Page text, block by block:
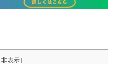
[非表示]